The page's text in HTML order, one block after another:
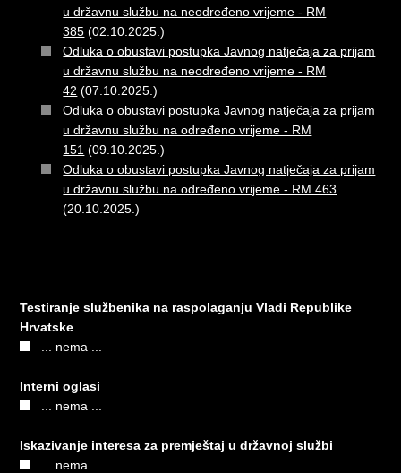
u državnu službu na neodređeno vrijeme - RM
385 (02.10.2025.)
Odluka o obustavi postupka Javnog natječaja za prijam
u državnu službu na neodređeno vrijeme - RM
42 (07.10.2025.)
Odluka o obustavi postupka Javnog natječaja za prijam
u državnu službu na određeno vrijeme - RM
151 (09.10.2025.)
Odluka o obustavi postupka Javnog natječaja za prijam
u državnu službu na određeno vrijeme - RM 463
(20.10.2025.)
Testiranje službenika na raspolaganju Vladi Republike
Hrvatske
... nema ...
Interni oglasi
... nema ...
Iskazivanje interesa za premještaj u državnoj službi
... nema ...